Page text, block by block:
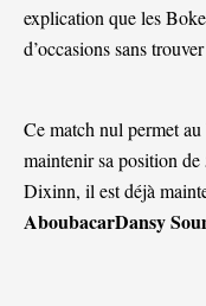
explication que les
d’occasions sans
Ce match nul permet
maintenir sa position
Dixinn, il est déjà
AboubacarDansy